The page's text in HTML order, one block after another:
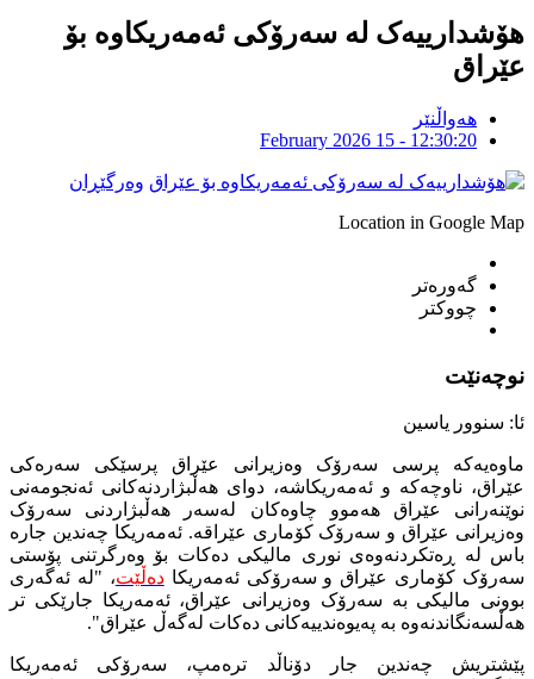
هۆشدارییەک لە سەرۆکی ئەمەریکاوە بۆ
عێراق
هەواڵنێر
February 2026 15 - 12:30:20
وەرگێڕان
Location in Google Map
گەورەتر
چووکتر
نوچەنێت
ئا: سنوور یاسین
ماوەیەکە پرسی سەرۆک وەزیرانی عێراق پرسێکی سەرەکی
عێراق، ناوچەکە و ئەمەریکاشە، دوای هەڵبژاردنەکانی ئەنجومەنی
نوێنەرانی عێراق هەموو چاوەکان لەسەر هەڵبژاردنی سەرۆک
وەزیرانی عێراق و سەرۆک کۆماری عێراقە. ئەمەریکا چەندین جارە
باس لە ڕەتکردنەوەی نوری مالیکی دەکات بۆ وەرگرتنی پۆستی
سەرۆک کۆماری عێراق و سەرۆکی ئەمەریکادەڵێت، "لە ئەگەری
بوونی مالیکی بە سەرۆک وەزیرانی عێراق، ئەمەریکا جارێکی تر
هەڵسەنگاندنەوە بە پەیوەندییەکانی دەکات لەگەڵ عێراق".
پێشتریش چەندین جار دۆناڵد ترەمپ، سەرۆکی ئەمەریکا